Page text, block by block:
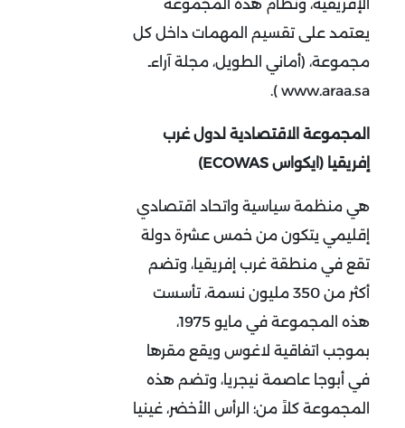
الإفريقية، ونظام هذه المجموعة
يعتمد على تقسيم المهمات داخل كل
مجموعة، (أماني الطويل، مجلة آراءـ
www.araa.sa ).
المجموعة الاقتصادية لدول غرب
إفريقيا (ايكواس ECOWAS)
هي منظمة سياسية واتحاد اقتصادي
إقليمي يتكون من خمس عشرة دولة
تقع في منطقة غرب إفريقيا، وتضم
أكثر من 350 مليون نسمة، تأسست
هذه المجموعة في مايو 1975،
بموجب اتفاقية لاغوس ويقع مقرها
في أبوجا عاصمة نيجريا، وتضم هذه
المجموعة كلاً من؛ الرأس الأخضر، غينيا